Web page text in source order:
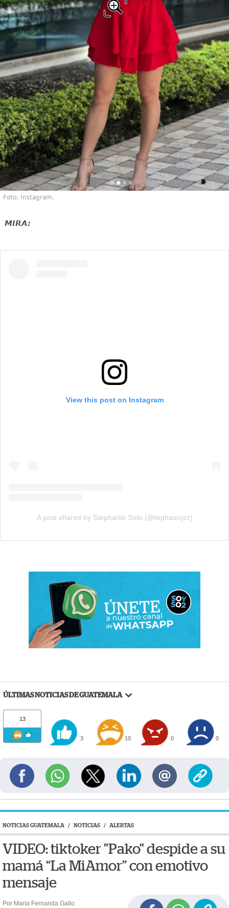
Foto: Instagram.
MIRA:
View this post on Instagram
A post shared by Stephanie Soto (@tephasoycr)
ÚLTIMAS NOTICIAS DE GUATEMALA
13
3 10 0 0
NOTICIAS GUATEMALA / NOTICIAS / ALERTAS
VIDEO: tiktoker "Pako" despide a su
mamá “La MiAmor” con emotivo
mensaje
Por Maria Fernanda Gallo